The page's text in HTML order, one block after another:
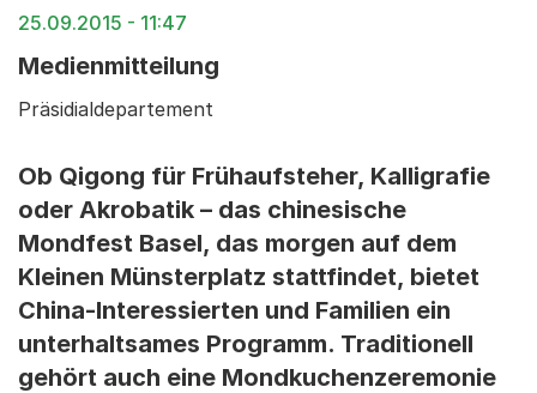
25.09.2015 - 11:47
Medienmitteilung
Präsidialdepartement
Ob Qigong für Frühaufsteher, Kalligrafie
oder Akrobatik – das chinesische
Mondfest Basel, das morgen auf dem
Kleinen Münsterplatz stattfindet, bietet
China-Interessierten und Familien ein
unterhaltsames Programm. Traditionell
gehört auch eine Mondkuchenzeremonie